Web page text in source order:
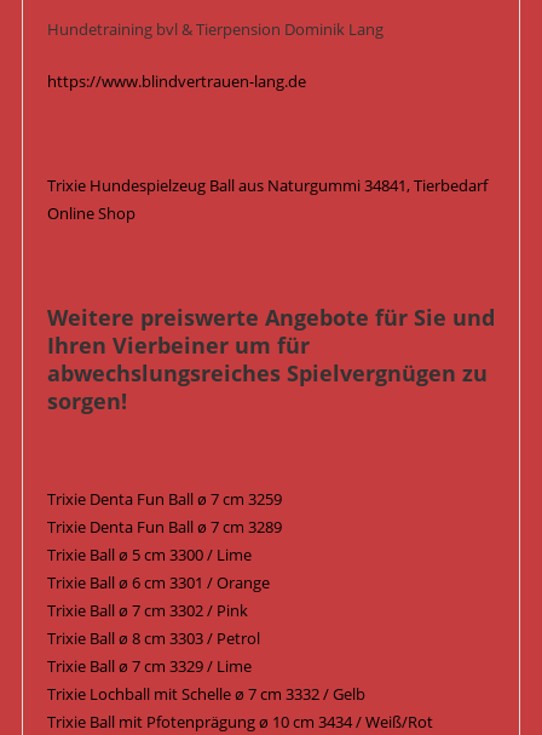
Hundetraining bvl & Tierpension Dominik Lang
https://www.blindvertrauen-lang.de
Trixie Hundespielzeug Ball aus Naturgummi 34841, Tierbedarf
Online Shop
Weitere preiswerte Angebote für Sie und
Ihren Vierbeiner um für
abwechslungsreiches Spielvergnügen zu
sorgen!
Trixie Denta Fun Ball ø 7 cm 3259
Trixie Denta Fun Ball ø 7 cm 3289
Trixie Ball ø 5 cm 3300 / Lime
Trixie Ball ø 6 cm 3301 / Orange
Trixie Ball ø 7 cm 3302 / Pink
Trixie Ball ø 8 cm 3303 / Petrol
Trixie Ball ø 7 cm 3329 / Lime
Trixie Lochball mit Schelle ø 7 cm 3332 / Gelb
Trixie Ball mit Pfotenprägung ø 10 cm 3434 / Weiß/Rot